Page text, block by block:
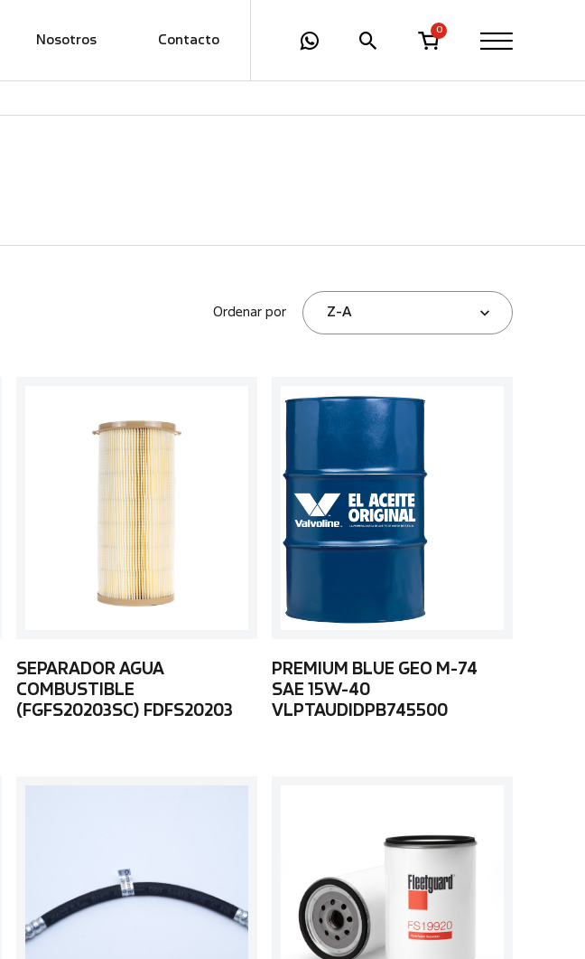
Nosotros Contacto
0
Ordenar por Z-A
SEPARADOR AGUA
COMBUSTIBLE
(FGFS20203SC) FDFS20203
PREMIUM BLUE GEO M-74
SAE 15W-40
VLPTAUDIDPB745500